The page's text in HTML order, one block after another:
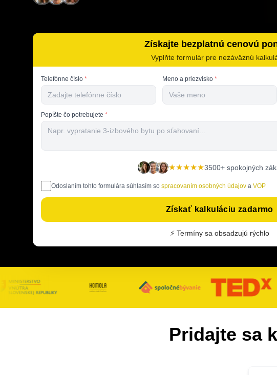
Získajte bezplatnú cenovú
Vyplňte formulár pre nezáväznú
Telefónne číslo * Meno a priezvisko *
Popíšte čo potrebujete *
★★★★★3500+ spokojných
Odoslaním tohto formulára súhlasím so spracovaním osobných údajov a VOP
Získať kalkuláciu zadarmo
⚡ Termíny sa obsadzujú rýchlo
Pridajte sa